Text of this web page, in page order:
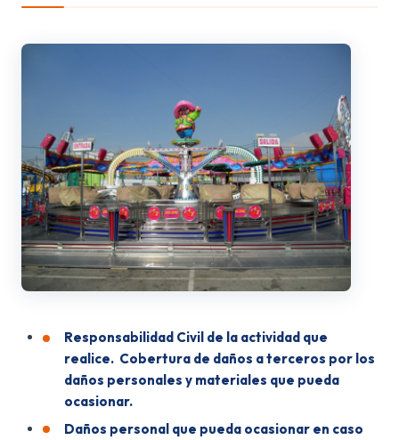
Responsabilidad Civil de la actividad que
realice. Cobertura de daños a terceros por los
daños personales y materiales que pueda
ocasionar.
Daños personal que pueda ocasionar en caso